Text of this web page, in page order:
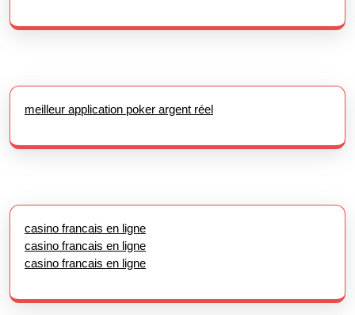
meilleur application poker argent réel
casino francais en ligne
casino francais en ligne
casino francais en ligne